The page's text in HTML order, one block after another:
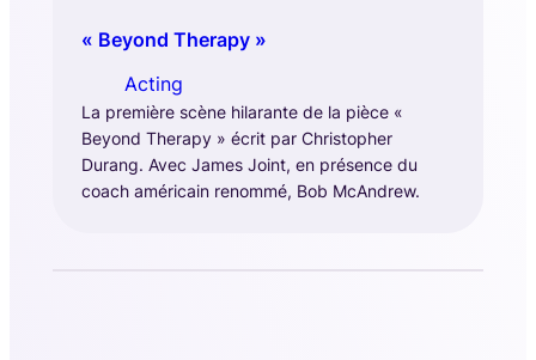
« Beyond Therapy »
Acting
La première scène hilarante de la pièce «
Beyond Therapy » écrit par Christopher
Durang. Avec James Joint, en présence du
coach américain renommé, Bob McAndrew.